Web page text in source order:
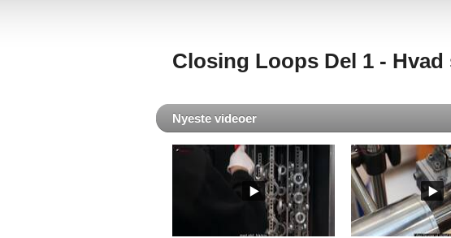
Closing Loops Del 1 -
Nyeste videoer